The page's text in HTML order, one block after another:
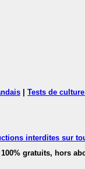
Tests de
interdites sur
100% gratuits, hors